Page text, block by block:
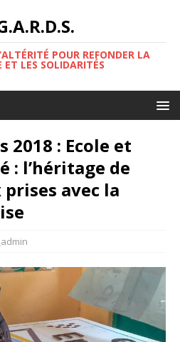
POUR REFONDER LA
ET LES SOLIDARITÉS
2018 : Ecole et
l’héritage de
prises avec la